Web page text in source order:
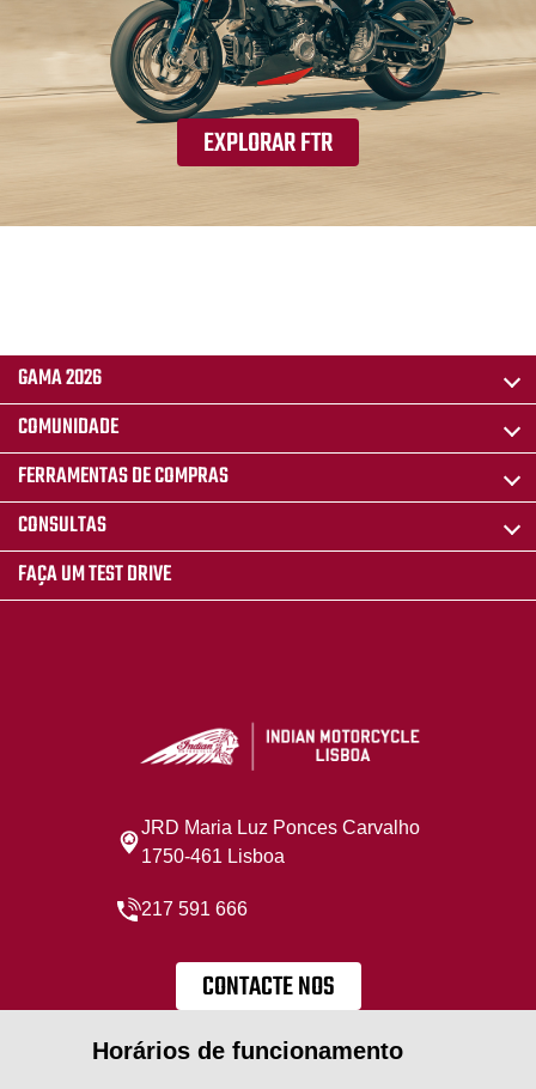
EXPLORAR FTR
GAMA 2026
COMUNIDADE
FERRAMENTAS DE COMPRAS
CONSULTAS
FAÇA UM TEST DRIVE
JRD Maria Luz Ponces Carvalho
1750-461 Lisboa
217 591 666
CONTACTE NOS
Horários de funcionamento